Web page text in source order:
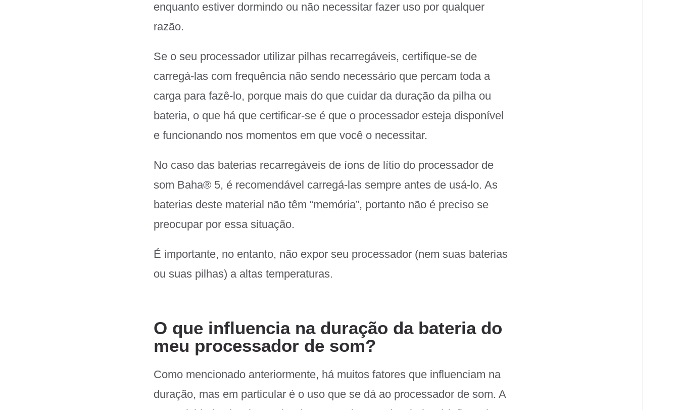
enquanto estiver dormindo ou não necessitar fazer uso por qualquer
razão.
Se o seu processador utilizar pilhas recarregáveis, certifique-se de
carregá-las com frequência não sendo necessário que percam toda a
carga para fazê-lo, porque mais do que cuidar da duração da pilha ou
bateria, o que há que certificar-se é que o processador esteja disponível
e funcionando nos momentos em que você o necessitar.
No caso das baterias recarregáveis de íons de lítio do processador de
som Baha® 5, é recomendável carregá-las sempre antes de usá-lo. As
baterias deste material não têm “memória”, portanto não é preciso se
preocupar por essa situação.
É importante, no entanto, não expor seu processador (nem suas baterias
ou suas pilhas) a altas temperaturas.
O que influencia na duração da bateria do
meu processador de som?
Como mencionado anteriormente, há muitos fatores que influenciam na
duração, mas em particular é o uso que se dá ao processador de som. A